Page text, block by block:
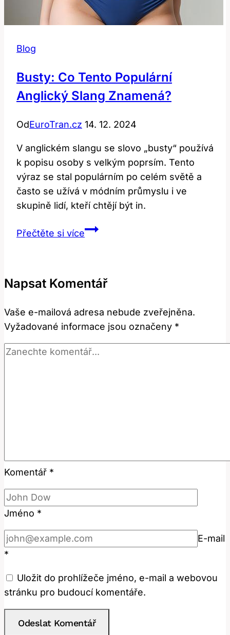
Blog
Busty: Co Tento Populární
Anglický Slang Znamená?
OdEuroTran.cz 14. 12. 2024
V anglickém slangu se slovo „busty“ používá
k popisu osoby s velkým poprsím. Tento
výraz se stal populárním po celém světě a
často se užívá v módním průmyslu i ve
skupině lidí, kteří chtějí být in.
Přečtěte si víceBusty:
Anglický
Znamená?
Napsat Komentář
Vaše e-mailová adresa nebude zveřejněna.
Vyžadované informace jsou označeny *
Komentář *
Jméno *
E-mail
*
Uložit do prohlížeče jméno, e-mail a webovou
stránku pro budoucí komentáře.